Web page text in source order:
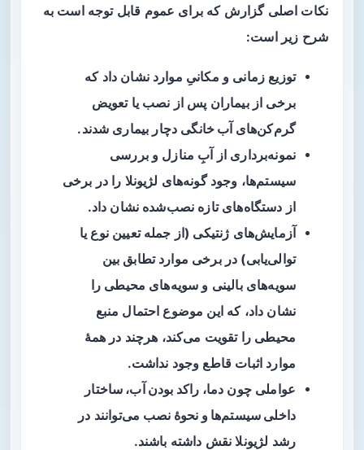
نکات اصلی گزارش که برای عموم قابل توجه است به
شرح زیر است:
توزیع زمانی و مکانیِ موارد نشان داد که
برخی از بیماران پس از نصب یا تعویض
گرم‌کن‌های آب خانگی دچار بیماری شدند.
نمونه‌برداری از آبِ منازل و بررسی
سیستم‌ها، وجود گونه‌های لژیونلا را در برخی
از دستگاه‌های تازه نصب‌شده نشان داد.
آزمایش‌های ژنتیکی (از جمله تعیین نوع یا
توالی‌یابی) در برخی موارد تطابق بین
سویه‌های بالینی و سویه‌های محیطی را
نشان داد، که این موضوع احتمال منبع
محیطی را تقویت می‌کند، هرچند در همهٔ
موارد اثبات قاطع وجود نداشت.
عواملی چون دما، راکد بودن آب، ساختار
داخلی سیستم‌ها و نحوهٔ نصب می‌توانند در
رشد لژیونلا نقش داشته باشند.